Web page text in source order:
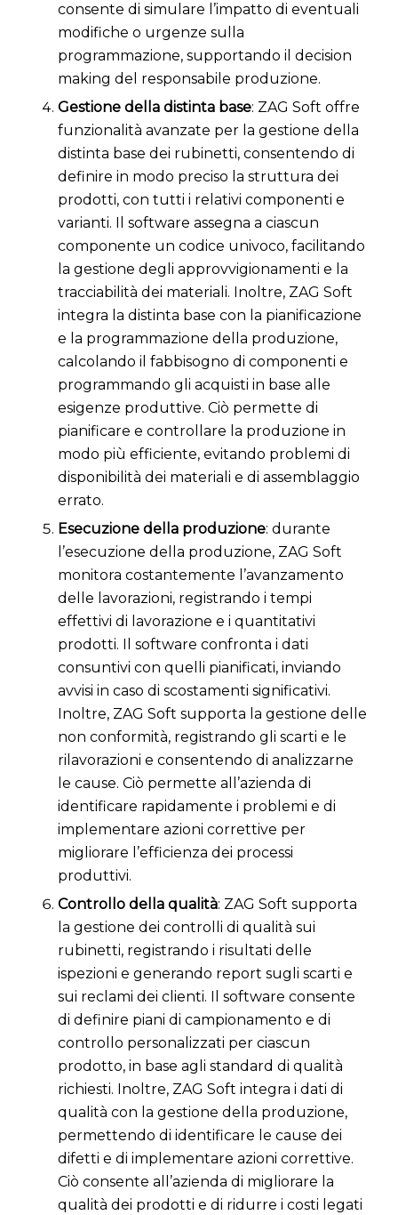
consente di simulare l’impatto di eventuali
modifiche o urgenze sulla
programmazione, supportando il decision
making del responsabile produzione.
Gestione della distinta base: ZAG Soft offre
funzionalità avanzate per la gestione della
distinta base dei rubinetti, consentendo di
definire in modo preciso la struttura dei
prodotti, con tutti i relativi componenti e
varianti. Il software assegna a ciascun
componente un codice univoco, facilitando
la gestione degli approvvigionamenti e la
tracciabilità dei materiali. Inoltre, ZAG Soft
integra la distinta base con la pianificazione
e la programmazione della produzione,
calcolando il fabbisogno di componenti e
programmando gli acquisti in base alle
esigenze produttive. Ciò permette di
pianificare e controllare la produzione in
modo più efficiente, evitando problemi di
disponibilità dei materiali e di assemblaggio
errato.
Esecuzione della produzione: durante
l’esecuzione della produzione, ZAG Soft
monitora costantemente l’avanzamento
delle lavorazioni, registrando i tempi
effettivi di lavorazione e i quantitativi
prodotti. Il software confronta i dati
consuntivi con quelli pianificati, inviando
avvisi in caso di scostamenti significativi.
Inoltre, ZAG Soft supporta la gestione delle
non conformità, registrando gli scarti e le
rilavorazioni e consentendo di analizzarne
le cause. Ciò permette all’azienda di
identificare rapidamente i problemi e di
implementare azioni correttive per
migliorare l’efficienza dei processi
produttivi.
Controllo della qualità: ZAG Soft supporta
la gestione dei controlli di qualità sui
rubinetti, registrando i risultati delle
ispezioni e generando report sugli scarti e
sui reclami dei clienti. Il software consente
di definire piani di campionamento e di
controllo personalizzati per ciascun
prodotto, in base agli standard di qualità
richiesti. Inoltre, ZAG Soft integra i dati di
qualità con la gestione della produzione,
permettendo di identificare le cause dei
difetti e di implementare azioni correttive.
Ciò consente all’azienda di migliorare la
qualità dei prodotti e di ridurre i costi legati